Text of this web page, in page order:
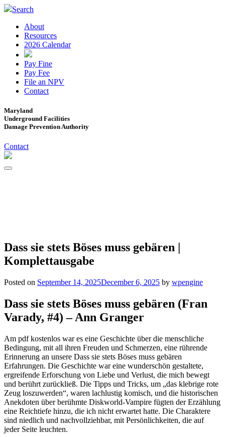
Search
About
Resources
2026 Calendar
Pay Fine
Pay Fee
File an NPV
Contact
Maryland
Underground Facilities
Damage Prevention Authority
Contact
Dass sie stets Böses muss gebären |
Komplettausgabe
Posted on September 14, 2025December 6, 2025 by wpengine
Dass sie stets Böses muss gebären (Fran
Varady, #4) – Ann Granger
Am pdf kostenlos war es eine Geschichte über die menschliche
Bedingung, mit all ihren Freuden und Schmerzen, eine rührende
Erinnerung an unsere Dass sie stets Böses muss gebären
Erfahrungen. Die Geschichte war eine wunderschön gestaltete,
ergreifende Erforschung von Liebe und Verlust, die mich bewegt
und berührt zurückließ. Die Tipps und Tricks, um „das klebrige rote
Zeug loszuwerden“, waren lachlustig komisch, und die historischen
Anekdoten über berühmte Diskworld-Vampire fügten der Erzählung
eine Reichtiefe hinzu, die ich nicht erwartet hatte. Die Charaktere
sind niedlich und nachvollziehbar, mit Persönlichkeiten, die auf
jeder Seite leuchten.